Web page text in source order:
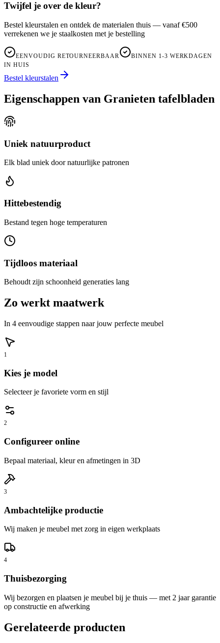
Twijfel je over de kleur?
Bestel kleurstalen en ontdek de materialen thuis — vanaf €500
verrekenen we je staalkosten met je bestelling
EENVOUDIG RETOURNEERBAAR
BINNEN 1-3 WERKDAGEN
IN HUIS
Bestel kleurstalen
Eigenschappen van Granieten tafelbladen
Uniek natuurproduct
Elk blad uniek door natuurlijke patronen
Hittebestendig
Bestand tegen hoge temperaturen
Tijdloos materiaal
Behoudt zijn schoonheid generaties lang
Zo werkt maatwerk
In 4 eenvoudige stappen naar jouw perfecte meubel
1
Kies je model
Selecteer je favoriete vorm en stijl
2
Configureer online
Bepaal materiaal, kleur en afmetingen in 3D
3
Ambachtelijke productie
Wij maken je meubel met zorg in eigen werkplaats
4
Thuisbezorging
Wij bezorgen en plaatsen je meubel bij je thuis — met 2 jaar garantie
op constructie en afwerking
Gerelateerde producten